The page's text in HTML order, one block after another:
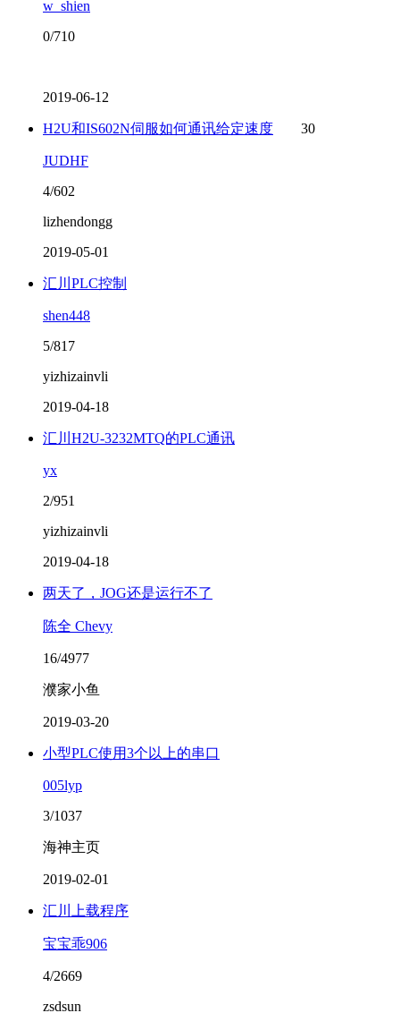
w_shien
0/710
2019-06-12
H2U和IS602N伺服如何通讯给定速度 30
JUDHF
4/602
lizhendongg
2019-05-01
汇川PLC控制
shen448
5/817
yizhizainvli
2019-04-18
汇川H2U-3232MTQ的PLC通讯
yx
2/951
yizhizainvli
2019-04-18
两天了，JOG还是运行不了
陈全 Chevy
16/4977
濮家小鱼
2019-03-20
小型PLC使用3个以上的串口
005lyp
3/1037
海神主页
2019-02-01
汇川上载程序
宝宝乖906
4/2669
zsdsun